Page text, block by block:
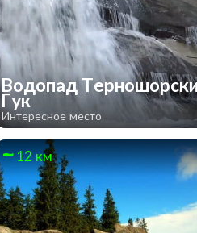
Водопад
Гук
Интересное место
12 км